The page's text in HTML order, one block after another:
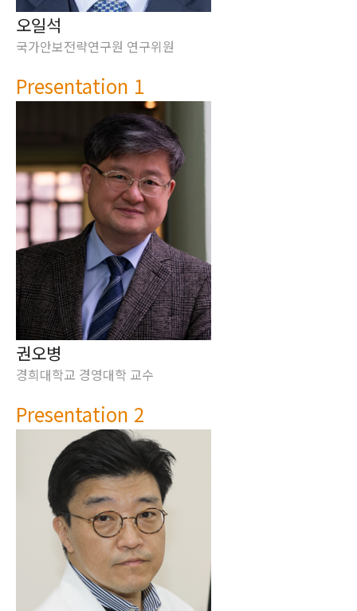
오일석
국가안보전략연구원 연구위원
Presentation 1
권오병
경희대학교 경영대학 교수
Presentation 2